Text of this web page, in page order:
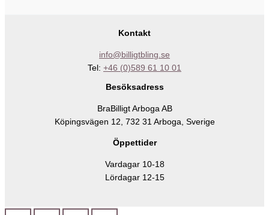
Kontakt
info@billigtbling.se
Tel: +46 (0)589 61 10 01
Besöksadress
BraBilligt Arboga AB
Köpingsvägen 12, 732 31 Arboga, Sverige
Öppettider
Vardagar 10-18
Lördagar 12-15